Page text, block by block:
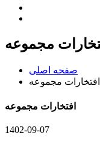
مجموعه
صفحه اصلی
افتخارات مجموعه
افتخارات مجموعه
1402-09-07